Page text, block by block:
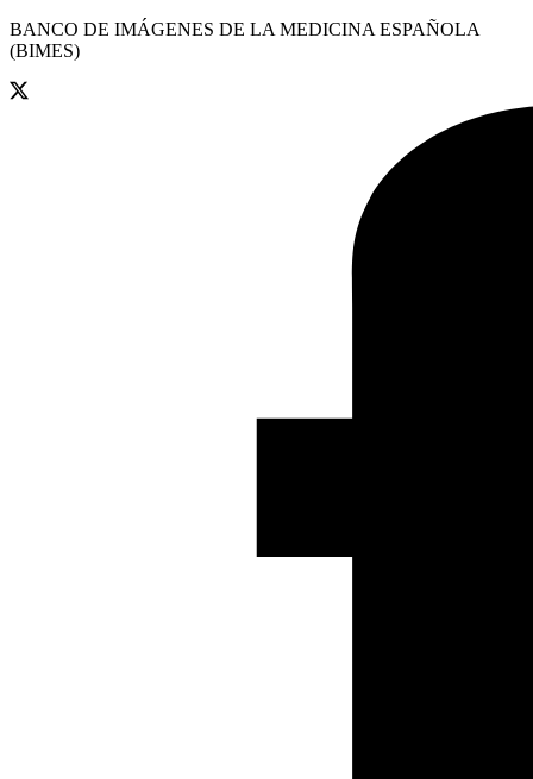
BANCO DE IMÁGENES DE LA MEDICINA ESPAÑOLA
(BIMES)